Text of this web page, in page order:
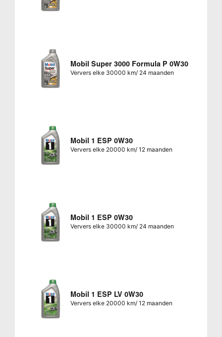
Mobil Super 3000 Formula P 0W30
Ververs elke 30000 km/ 24 maanden
Mobil 1 ESP 0W30
Ververs elke 20000 km/ 12 maanden
Mobil 1 ESP 0W30
Ververs elke 30000 km/ 24 maanden
Mobil 1 ESP LV 0W30
Ververs elke 20000 km/ 12 maanden